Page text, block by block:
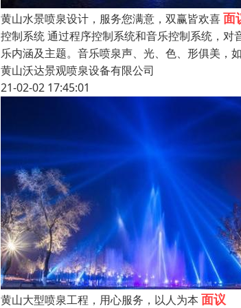
黄山水景喷泉设计，服务您满意，双赢皆欢喜面
控制系统 通过程序控制系统和音乐控制系统，
乐内涵及主题。音乐喷泉声、光、色、形俱美，
黄山沃达景观喷泉设备有限公司
21-02-02 17:45:01
黄山大型喷泉工程，用心服务，以人为本 面议